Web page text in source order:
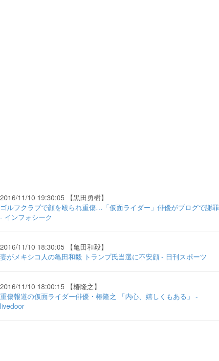
2016/11/10 19:30:05 【黒田勇樹】
ゴルフクラブで顔を殴られ重傷…「仮面ライダー」俳優がブログで謝罪
- インフォシーク
2016/11/10 18:30:05 【亀田和毅】
妻がメキシコ人の亀田和毅 トランプ氏当選に不安顔 - 日刊スポーツ
2016/11/10 18:00:15 【椿隆之】
重傷報道の仮面ライダー俳優・椿隆之 「内心、嬉しくもある」 -
livedoor